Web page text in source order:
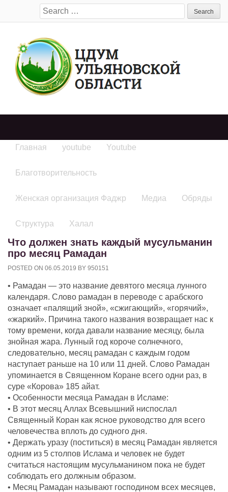
Search
for:
Главная youtube Youtube
Благотворительность
Женская организация Фаджр Медиа Обряды
Структура Халал
Что должен знать каждый мусульманин
про месяц Рамадан
POSTED ON 06.05.2019 BY 950151
• Рамадан — это название девятого месяца лунного
календаря. Слово рамадан в переводе с арабского
означает «палящий зной», «сжигающий», «горячий»,
«жаркий». Причина такого названия возвращает нас к
тому времени, когда давали название месяцу, была
знойная жара. Лунный год короче солнечного,
следовательно, месяц рамадан с каждым годом
наступает раньше на 10 или 11 дней. Слово Рамадан
упоминается в Священном Коране всего одни раз, в
суре «Корова» 185 айат.
• Особенности месяца Рамадан в Исламе:
• В этот месяц Аллах Всевышний ниспослал
Священный Коран как ясное руководство для всего
человечества вплоть до судного дня.
• Держать уразу (поститься) в месяц Рамадан является
одним из 5 столпов Ислама и человек не будет
считаться настоящим мусульманином пока не будет
соблюдать его должным образом.
• Месяц Рамадан называют господином всех месяцев,